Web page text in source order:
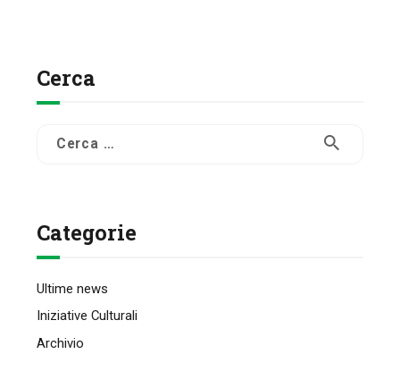
Cerca
Ricerca
Categorie
Ultime news
Iniziative Culturali
Archivio